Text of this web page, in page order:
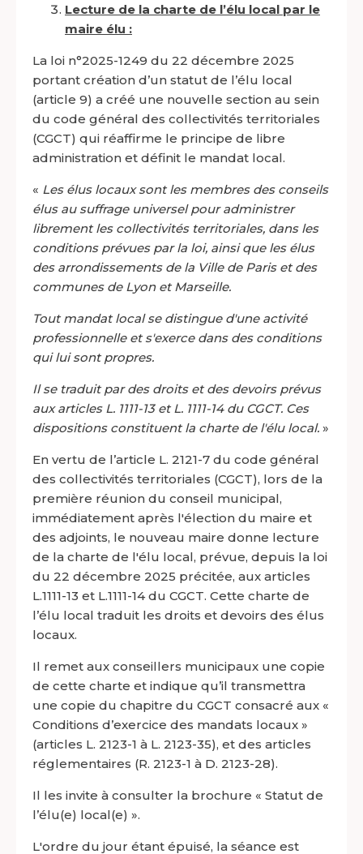
Lecture de la charte de l’élu local par le
maire élu :
La loi n°2025-1249 du 22 décembre 2025
portant création d’un statut de l’élu local
(article 9) a créé une nouvelle section au sein
du code général des collectivités territoriales
(CGCT) qui réaffirme le principe de libre
administration et définit le mandat local.
« Les élus locaux sont les membres des conseils
élus au suffrage universel pour administrer
librement les collectivités territoriales, dans les
conditions prévues par la loi, ainsi que les élus
des arrondissements de la Ville de Paris et des
communes de Lyon et Marseille.
Tout mandat local se distingue d'une activité
professionnelle et s'exerce dans des conditions
qui lui sont propres.
Il se traduit par des droits et des devoirs prévus
aux articles L. 1111-13 et L. 1111-14 du CGCT. Ces
dispositions constituent la charte de l'élu local. »
En vertu de l’article L. 2121-7 du code général
des collectivités territoriales (CGCT), lors de la
première réunion du conseil municipal,
immédiatement après l'élection du maire et
des adjoints, le nouveau maire donne lecture
de la charte de l'élu local, prévue, depuis la loi
du 22 décembre 2025 précitée, aux articles
L.1111-13 et L.1111-14 du CGCT. Cette charte de
l’élu local traduit les droits et devoirs des élus
locaux.
Il remet aux conseillers municipaux une copie
de cette charte et indique qu’il transmettra
une copie du chapitre du CGCT consacré aux «
Conditions d’exercice des mandats locaux »
(articles L. 2123-1 à L. 2123-35), et des articles
réglementaires (R. 2123-1 à D. 2123-28).
Il les invite à consulter la brochure « Statut de
l’élu(e) local(e) ».
L'ordre du jour étant épuisé, la séance est